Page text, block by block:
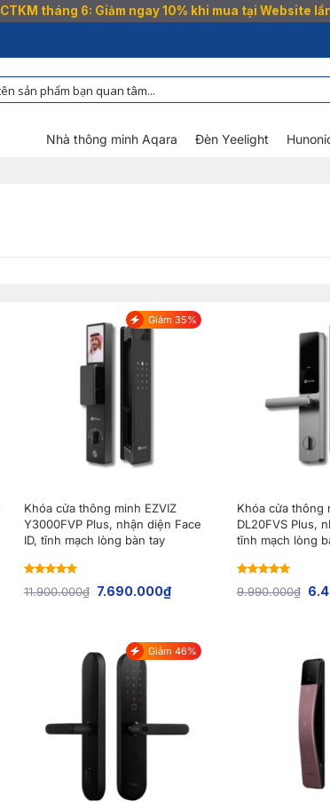
CTKM tháng 6: Giảm ngay 10% khi mua tại Website
Nhà thông minh Aqara Đèn Yeelight
Giảm 35%
Khóa cửa thông minh EZVIZ
Y3000FVP Plus, nhận diện Face
ID, tĩnh mạch lòng bàn tay
of 5
11.900.000₫ 7.690.000₫
Khóa cửa thông
DL20FVS Plus,
tĩnh mạch lòng
of 5
9.990.000₫
Giảm 46%